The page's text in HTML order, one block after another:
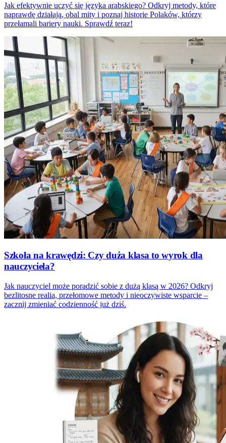
Jak efektywnie uczyć się języka arabskiego? Odkryj metody, które
naprawdę działają, obal mity i poznaj historie Polaków, którzy
przełamali bariery nauki. Sprawdź teraz!
Szkoła na krawędzi: Czy duża klasa to wyrok dla
nauczyciela?
Jak nauczyciel może poradzić sobie z dużą klasą w 2026? Odkryj
bezlitosne realia, przełomowe metody i nieoczywiste wsparcie –
zacznij zmieniać codzienność już dziś.